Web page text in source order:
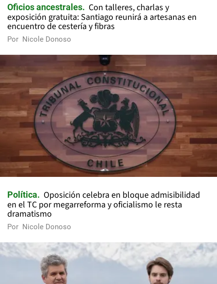
Oficios ancestrales
Con talleres, charlas y
exposición gratuita: Santiago reunirá a artesanas en
encuentro de cestería y fibras
Por Nicole Donoso
Política
Oposición celebra en bloque admisibilidad
en el TC por megarreforma y oficialismo le resta
dramatismo
Por Nicole Donoso